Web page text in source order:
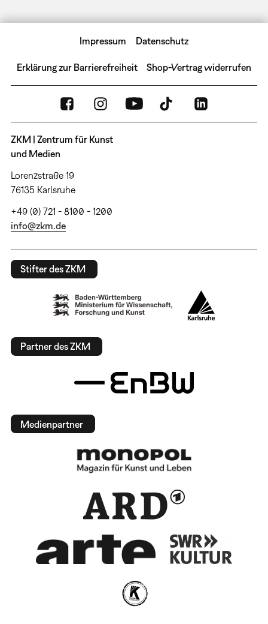
Impressum Datenschutz
Erklärung zur Barrierefreiheit Shop-Vertrag widerrufen
ZKM | Zentrum für Kunst
und Medien
Lorenzstraße 19
76135 Karlsruhe
+49 (0) 721 - 8100 - 1200
info@zkm.de
Stifter des ZKM
Partner des ZKM
Medienpartner